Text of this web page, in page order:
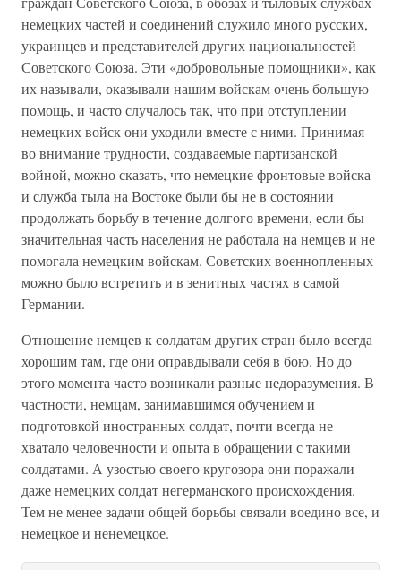
немецких частей и соединений служило много русских,
украинцев и представителей других национальностей
Советского Союза. Эти «добровольные помощники», как
их называли, оказывали нашим войскам очень большую
помощь, и часто случалось так, что при отступлении
немецких войск они уходили вместе с ними. Принимая
во внимание трудности, создаваемые партизанской
войной, можно сказать, что немецкие фронтовые войска
и служба тыла на Востоке были бы не в состоянии
продолжать борьбу в течение долгого времени, если бы
значительная часть населения не работала на немцев и не
помогала немецким войскам. Советских военнопленных
можно было встретить и в зенитных частях в самой
Германии.
Отношение немцев к солдатам других стран было всегда
хорошим там, где они оправдывали себя в бою. Но до
этого момента часто возникали разные недоразумения. В
частности, немцам, занимавшимся обучением и
подготовкой иностранных солдат, почти всегда не
хватало человечности и опыта в обращении с такими
солдатами. А узостью своего кругозора они поражали
даже немецких солдат негерманского происхождения.
Тем не менее задачи общей борьбы связали воедино все, и
немецкое и ненемецкое.